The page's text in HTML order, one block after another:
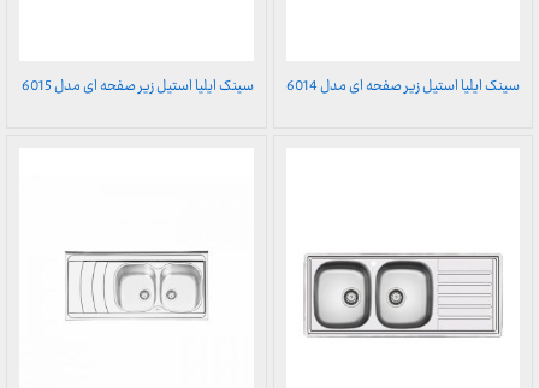
سینک ایلیا استیل زیر صفحه ای مدل 6014 سینک ایلیا استیل زیر صفحه ای مدل 6015